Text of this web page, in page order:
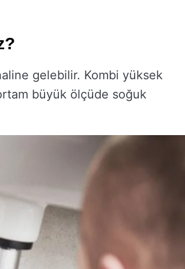
gelebilir. Kombi yüksek
büyük ölçüde soğuk